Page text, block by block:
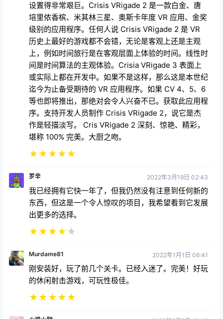
设置得非常艰巨。Crisis VRigade 2 是一款白金、唐
培里侬香槟、米其林三星、奥斯卡年度 VR 应用、金奖
级别的应用程序。任何人说 Crisis VRigade 2 是 VR
历史上最好的游戏都不会错，无论是客观上还是主观
上，例如时间旅行是在客观层面上体验的时间。线性时
间是时间算法的主观体验。Crisia VRigade 3 表面上
或实际上都在开发中。如果不是这样，那么这是本世纪
迄今为止备受期待的 VR 应用程序。如果 CV 4、5、6
等也即将推出，那绝对会令人兴奋不已。获取此应用程
序。支持开发人员制作 Crisis VRigade 2，说它是杰
作是轻描淡写。 Cris VRigade 2 深刻、惊艳、精彩，
堪称 100% 完美。大厨之吻。
★★★★★
罗辛 2022年3月19日 02:43
我已经拥有它快一年了，但我仍然没有注意到任何新的
东西，但这是一个令人惊叹的项目，我希望看到它发展
出更多的选择。
★★★★★
Murdame81 2022年1月1日 06:41
刚安装好，玩了前几个关卡。已经入迷了。完美！好玩
的休闲射击游戏，可玩性极佳。
★★★★★